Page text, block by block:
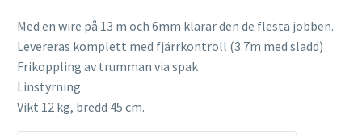
Med en wire på 13 m och 6mm klarar den de flesta jobben.
Levereras komplett med fjärrkontroll (3.7m med sladd)
Frikoppling av trumman via spak
Linstyrning.
Vikt 12 kg, bredd 45 cm.